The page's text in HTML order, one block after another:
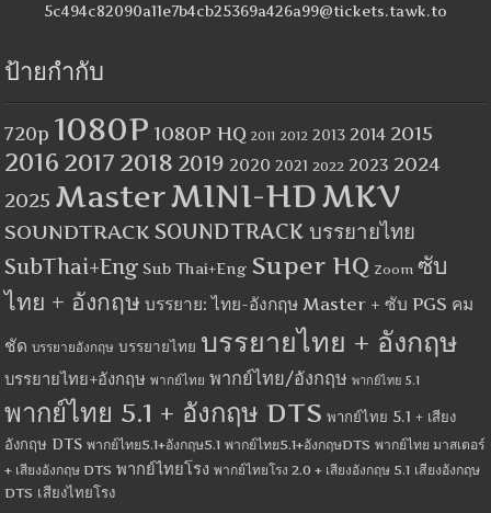
5c494c82090a11e7b4cb25369a426a99@tickets.tawk.to
ป้ายกำกับ
720p 1080P 1080P HQ 2011 2012 2013 2014 2015
2016 2017 2018 2019 2020 2021 2022 2023 2024
2025 MasterMINI-HDMKV
SOUNDTRACK SOUNDTRACK บรรยายไทย
SubThai+Eng Sub Thai+Eng Super HQ Zoom ซับ
ไทย + อังกฤษ บรรยาย: ไทย-อังกฤษ Master + ซับ PGS คม
ชัด บรรยายอังกฤษ บรรยายไทย บรรยายไทย + อังกฤษ
บรรยายไทย+อังกฤษ พากย์ไทย พากย์ไทย/อังกฤษ พากย์ไทย 5.1
พากย์ไทย 5.1 + อังกฤษ DTS พากย์ไทย 5.1 + เสียง
อังกฤษ DTS พากย์ไทย5.1+อังกฤษ5.1 พากย์ไทย5.1+อังกฤษDTS พากย์ไทย มาสเตอร์
+ เสียงอังกฤษ DTS พากย์ไทยโรง พากย์ไทยโรง 2.0 + เสียงอังกฤษ 5.1 เสียงอังกฤษ
DTS เสียงไทยโรง